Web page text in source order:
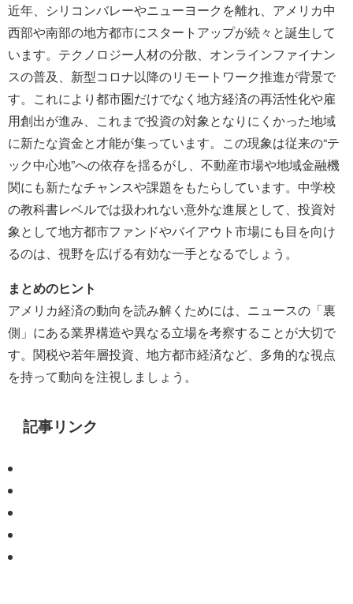
近年、シリコンバレーやニューヨークを離れ、アメリカ中
西部や南部の地方都市にスタートアップが続々と誕生して
います。テクノロジー人材の分散、オンラインファイナン
スの普及、新型コロナ以降のリモートワーク推進が背景で
す。これにより都市圏だけでなく地方経済の再活性化や雇
用創出が進み、これまで投資の対象となりにくかった地域
に新たな資金と才能が集っています。この現象は従来の“テ
ック中心地”への依存を揺るがし、不動産市場や地域金融機
関にも新たなチャンスや課題をもたらしています。中学校
の教科書レベルでは扱われない意外な進展として、投資対
象として地方都市ファンドやバイアウト市場にも目を向け
るのは、視野を広げる有効な一手となるでしょう。
まとめのヒント
アメリカ経済の動向を読み解くためには、ニュースの「裏
側」にある業界構造や異なる立場を考察することが大切で
す。関税や若年層投資、地方都市経済など、多角的な視点
を持って動向を注視しましょう。
記事リンク